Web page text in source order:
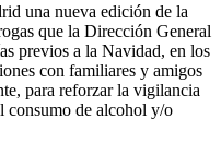
una nueva edición de la
que la Dirección General
previos a la Navidad, en los
con familiares y amigos
para reforzar la vigilancia
consumo de alcohol y/o